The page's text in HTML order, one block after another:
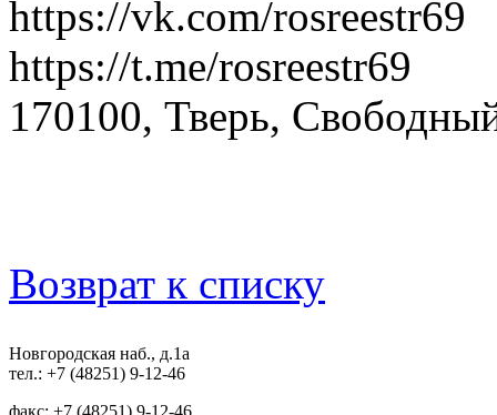
https://vk.com/rosreestr69
https://t.me/rosreestr69
170100, Тверь,
Возврат к списку
Новгородская наб., д.1а
тел.: +7 (48251) 9-12-46
факс: +7 (48251) 9-12-46